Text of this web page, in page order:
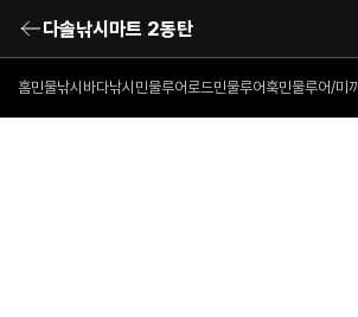
다솔낚시마트 2동탄
홈민물낚시 바다낚시 민물루어로드민물루어훅민물루어/미끼